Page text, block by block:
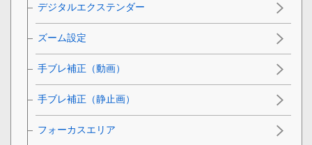
デジタルエクステンダー
ズーム設定
手ブレ補正（動画）
手ブレ補正（静止画）
フォーカスエリア